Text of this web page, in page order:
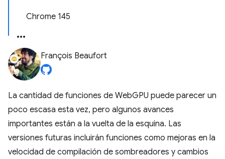
Chrome 145
François Beaufort
La cantidad de funciones de WebGPU puede parecer un
poco escasa esta vez, pero algunos avances
importantes están a la vuelta de la esquina. Las
versiones futuras incluirán funciones como mejoras en la
velocidad de compilación de sombreadores y cambios